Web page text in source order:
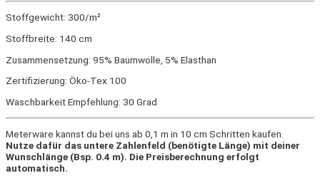
Stoffgewicht: 300/m²
Stoffbreite: 140 cm
Zusammensetzung: 95% Baumwolle, 5% Elasthan
Zertifizierung: Öko-Tex 100
Waschbarkeit Empfehlung: 30 Grad
Meterware kannst du bei uns ab 0,1 m in 10 cm Schritten kaufen.
Nutze dafür das untere Zahlenfeld (benötigte Länge) mit deiner
Wunschlänge (Bsp. 0.4 m). Die Preisberechnung erfolgt
automatisch.